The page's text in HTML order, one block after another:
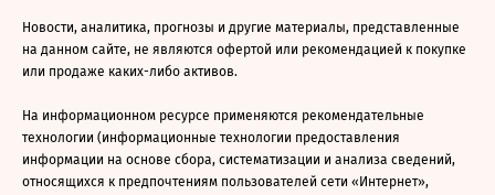
Новости, аналитика, прогнозы и другие материалы, представленные
на данном сайте, не являются офертой или рекомендацией к покупке
или продаже каких-либо активов.
На информационном ресурсе применяются рекомендательные
технологии (информационные технологии предоставления
информации на основе сбора, систематизации и анализа сведений,
относящихся к предпочтениям пользователей сети «Интернет»,